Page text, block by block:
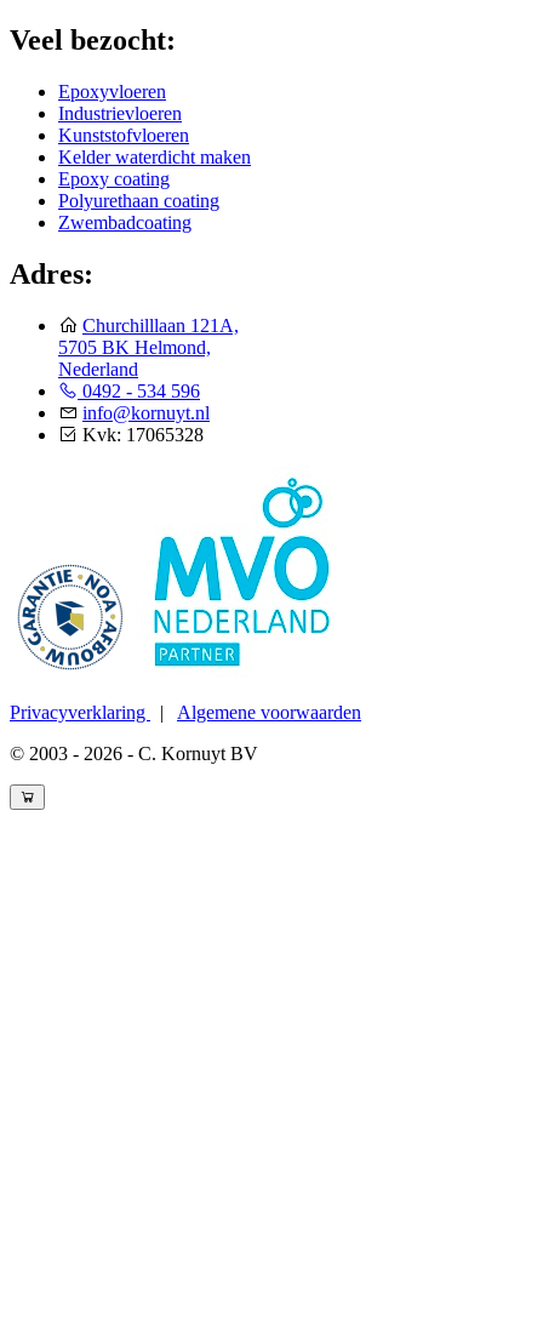
Veel bezocht:
Epoxyvloeren
Industrievloeren
Kunststofvloeren
Kelder waterdicht maken
Epoxy coating
Polyurethaan coating
Zwembadcoating
Adres:
Churchilllaan 121A,
5705 BK Helmond,
Nederland
0492 - 534 596
info@kornuyt.nl
Kvk: 17065328
Privacyverklaring | Algemene voorwaarden
© 2003 - 2026 - C. Kornuyt BV